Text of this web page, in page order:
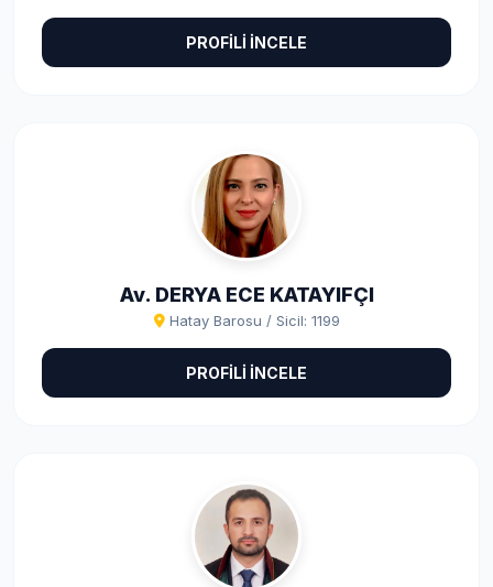
PROFİLİ İNCELE
Av. DERYA ECE KATAYIFÇI
Hatay Barosu / Sicil: 1199
PROFİLİ İNCELE